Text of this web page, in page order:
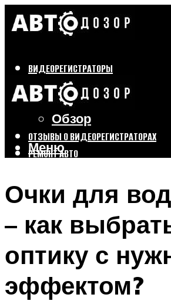
ВИДЕОРЕГИСТРАТОРЫ
Бренды
Выбор
Обзор
ОТЗЫВЫ О ВИДЕОРЕГИСТРАТОРАХ
РЕМОНТ АВТО
Меню
Очки для
– как
оптику с
эффектом?